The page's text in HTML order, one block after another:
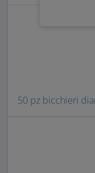
50 pz bicchieri